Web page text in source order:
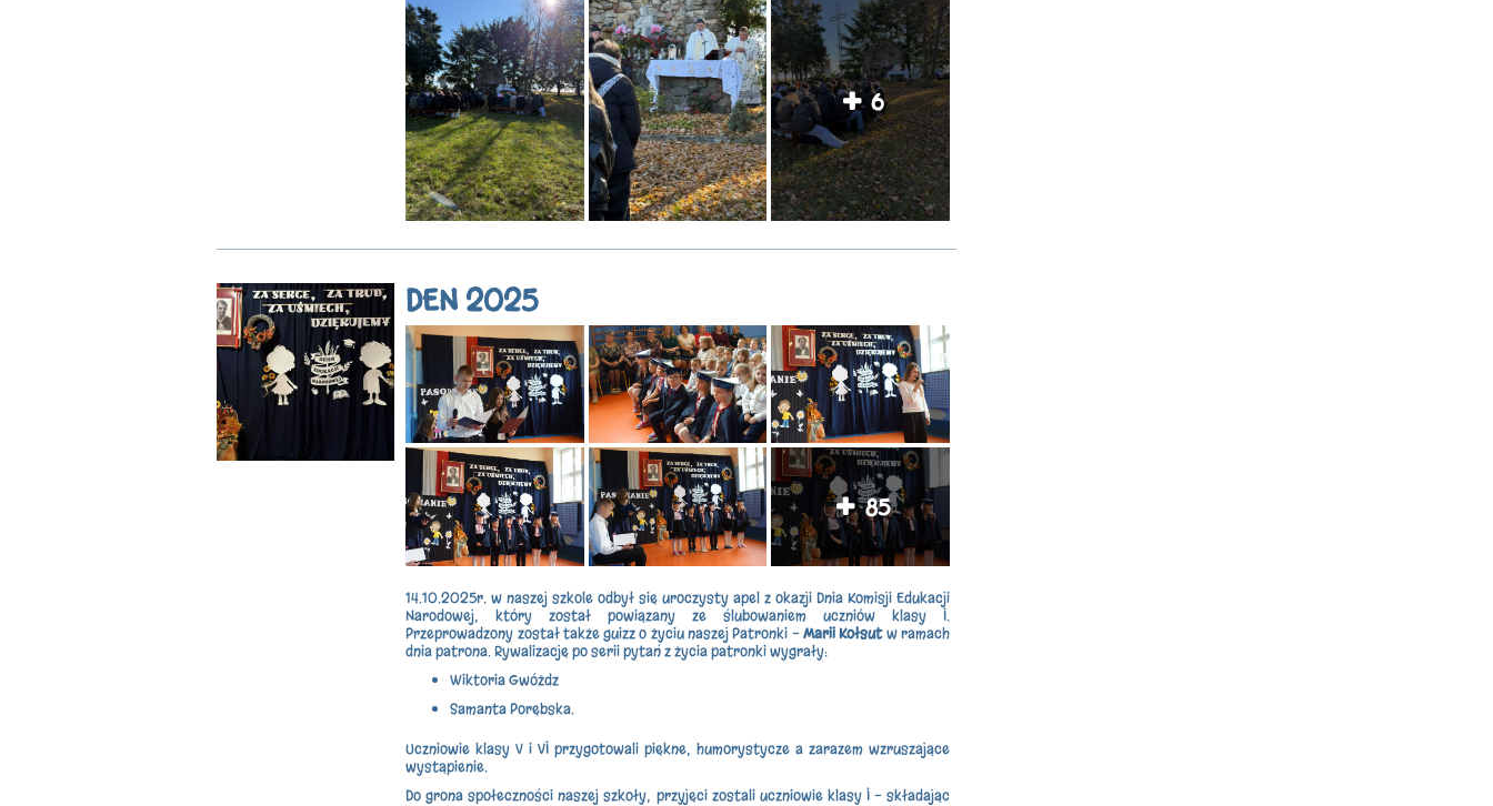
6
DEN 2025
85
14.10.2025r. w naszej szkole odbył się uroczysty apel z okazji Dnia Komisji Edukacji
Narodowej, który został powiązany ze ślubowaniem uczniów klasy I.
Przeprowadzony został także guizz o życiu naszej Patronki -Marii Kołsutw ramach
dnia patrona. Rywalizację po serii pytań z życia patronki wygrały:
Wiktoria Gwóżdz
Samanta Porębska.
Uczniowie klasy V i VI przygotowali piękne, humorystycze a zarazem wzruszające
wystąpienie.
Do grona społeczności naszej szkoły, przyjęci zostali uczniowie klasy I - składając